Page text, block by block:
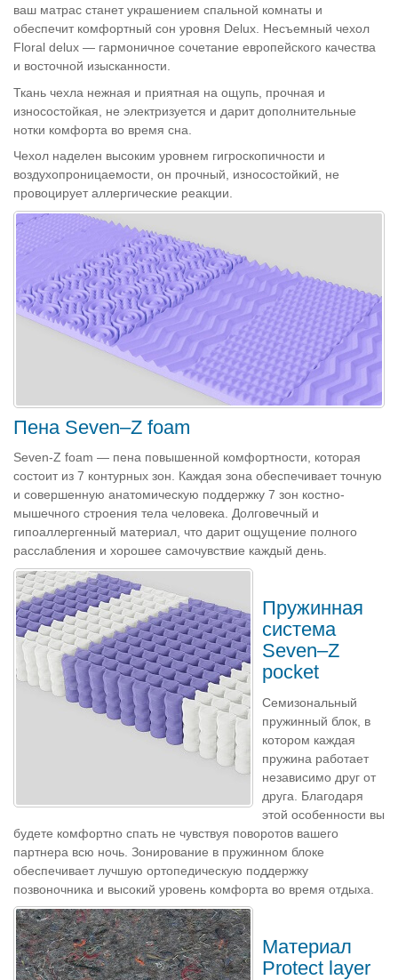
ваш матрас станет украшением спальной комнаты и
обеспечит комфортный сон уровня Delux. Несъемный чехол
Floral delux — гармоничное сочетание европейского качества
и восточной изысканности.
Ткань чехла нежная и приятная на ощупь, прочная и
износостойкая, не электризуется и дарит дополнительные
нотки комфорта во время сна.
Чехол наделен высоким уровнем гигроскопичности и
воздухопроницаемости, он прочный, износостойкий, не
провоцирует аллергические реакции.
Пена Seven–Z foam
Seven-Z foam — пена повышенной комфортности, которая
состоит из 7 контурных зон. Каждая зона обеспечивает точную
и совершенную анатомическую поддержку 7 зон костно-
мышечного строения тела человека. Долговечный и
гипоаллергенный материал, что дарит ощущение полного
расслабления и хорошее самочувствие каждый день.
Пружинная
система
Seven–Z
pocket
Семизональный
пружинный блок, в
котором каждая
пружина работает
независимо друг от
друга. Благодаря
этой особенности вы
будете комфортно спать не чувствуя поворотов вашего
партнера всю ночь. Зонирование в пружинном блоке
обеспечивает лучшую ортопедическую поддержку
позвоночника и высокий уровень комфорта во время отдыха.
Материал
Protect layer